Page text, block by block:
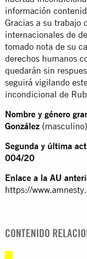
información
Gracias a su trabajo
internacionales de
tomado nota de su
derechos humanos
quedarán sin
seguirá vigilando
incondicional de
Nombre y género
González (masculino)
Segunda y última
004/20
Enlace a la AU
https://
CONTENIDO